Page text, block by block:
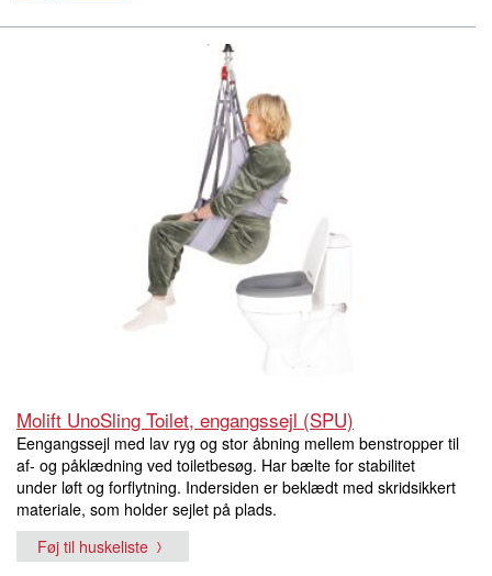
Molift UnoSling Toilet, engangssejl (SPU)
Eengangssejl med lav ryg og stor åbning mellem benstropper til
af- og påklædning ved toiletbesøg. Har bælte for stabilitet
under løft og forflytning. Indersiden er beklædt med skridsikkert
materiale, som holder sejlet på plads.
Føj til huskeliste